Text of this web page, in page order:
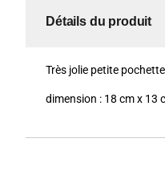
Détails du produit
Très jolie petite pochette
dimension : 18 cm x 13